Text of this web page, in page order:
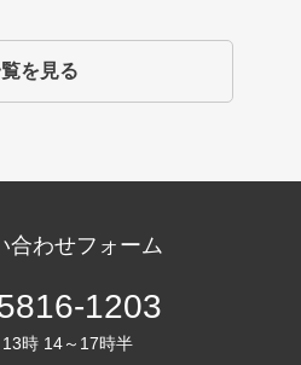
を見る
合わせフォーム
1203
時 14～17時半